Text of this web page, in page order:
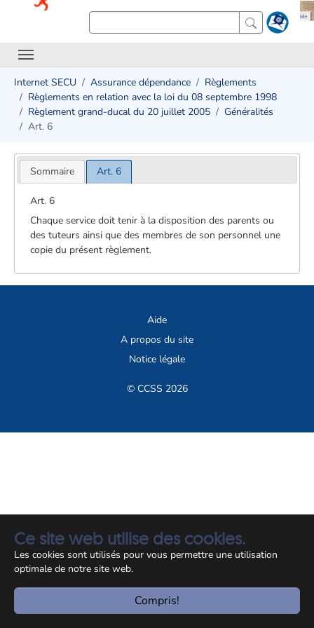
Ce site web utilise des cookies.
Les cookies sont utilisés pour vous permettre une utilisation
optimale de notre site web.
Compris!
Internet SECU Assurance dépendance
Règlements
Règlements en relation avec la loi du 08 septembre 1998
Règlement grand-ducal du 20 juillet 2005
Généralités
Art. 6
Sommaire Art. 6
Art. 6
Chaque service doit tenir à la disposition des parents ou
des tuteurs ainsi que des membres de son personnel une
copie du présent règlement.
Aide
A propos du site
Notice légale
© CCSS 2026